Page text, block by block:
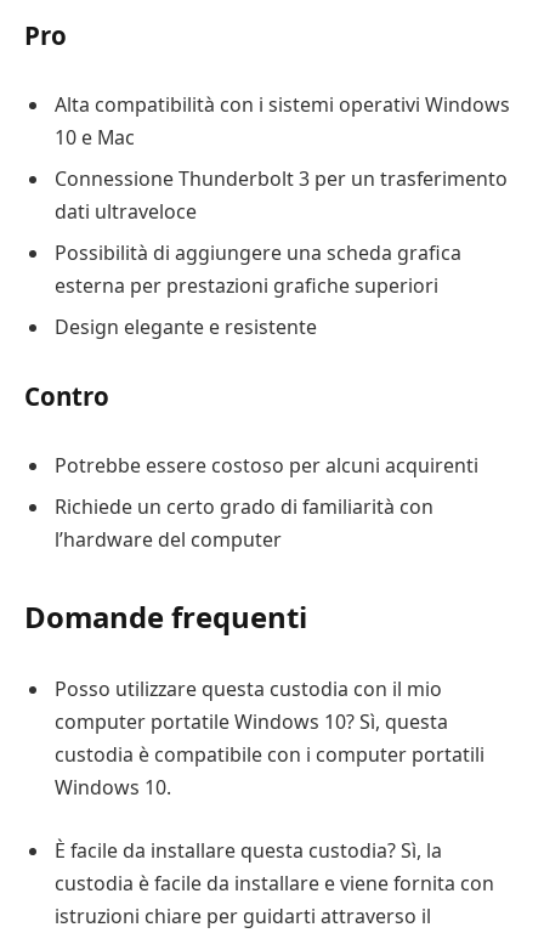
Pro
Alta compatibilità con i sistemi operativi Windows
10 e Mac
Connessione Thunderbolt 3 per un trasferimento
dati ultraveloce
Possibilità di aggiungere una scheda grafica
esterna per prestazioni grafiche superiori
Design elegante e resistente
Contro
Potrebbe essere costoso per alcuni acquirenti
Richiede un certo grado di familiarità con
l’hardware del computer
Domande frequenti
Posso utilizzare questa custodia con il mio
computer portatile Windows 10? Sì, questa
custodia è compatibile con i computer portatili
Windows 10.
È facile da installare questa custodia? Sì, la
custodia è facile da installare e viene fornita con
istruzioni chiare per guidarti attraverso il